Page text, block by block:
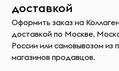
доставкой
Оформить заказ на
доставкой по Москве,
России или самовывозом из
магазинов продавцов.